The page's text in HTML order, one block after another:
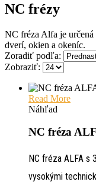
NC frézy
NC fréza Alfa je
dverí, okien a okeníc.
Zoradiť podľa:
Zobraziť:
Read More
Náhľad
NC fréza
NC fréza ALFA s
vysokými